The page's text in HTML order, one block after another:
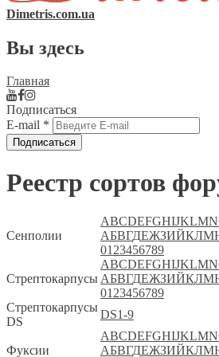
Dimetris.com.ua
Вы здесь
Главная
Подписаться
E-mail *
Реестр сортов
Сенполии
ABCDEFGHIJKLMN
АБВГДЕЖЗИЙКЛМ
01 23456789
Стрептокарпусы
ABCDEFGHIJKLMN
АБВГДЕЖЗИЙКЛМ
01 23456789
Стрептокарпусы
DS
DS1-9
Фуксии
ABCDEFGHIJKLMN
АБВГДЕЖЗИЙКЛМ